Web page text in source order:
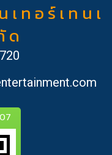
ท อ ร์ เ ท น เ
ด